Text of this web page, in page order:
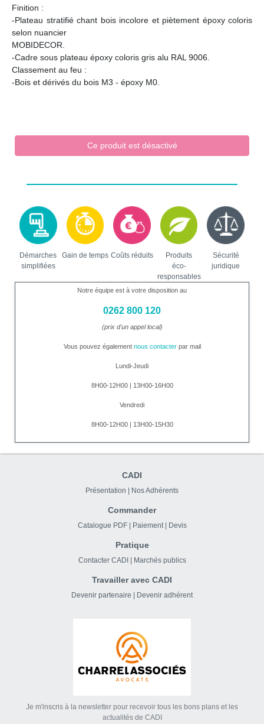
Finition :
-Plateau stratifié chant bois incolore et piètement époxy coloris
selon nuancier
MOBIDECOR.
-Cadre sous plateau époxy coloris gris alu RAL 9006.
Classement au feu :
-Bois et dérivés du bois M3 - époxy M0.
Ce produit est désactivé
Démarches
simplifiées
Gain de temps Coûts réduits
Produits
éco-
responsables
Sécurité
juridique
Notre équipe est à votre disposition au
0262 800 120
(prix d'un appel local)
Vous pouvez également nous contacterpar mail
Lundi-Jeudi
8H00-12H00 | 13H00-16H00
Vendredi
8H00-12H00 | 13H00-15H30
CADI
Présentation | Nos Adhérents
Commander
Catalogue PDF | Paiement | Devis
Pratique
Contacter CADI | Marchés publics
Travailler avec CADI
Devenir partenaire | Devenir adhérent
Je m'inscris à la newsletter pour recevoir tous les bons plans et les
actualités de CADI